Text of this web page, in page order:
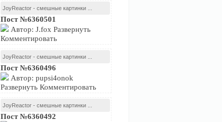
JoyReactor - смешные картинки ...
Пост №6360501
Автор: J.fox Развернуть
Комментировать
JoyReactor - смешные картинки ...
Пост №6360496
Автор: pupsi4onok
Развернуть Комментировать
JoyReactor - смешные картинки ...
Пост №6360492